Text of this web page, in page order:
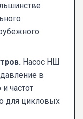
Насос НШ
в
частот
для цикловых